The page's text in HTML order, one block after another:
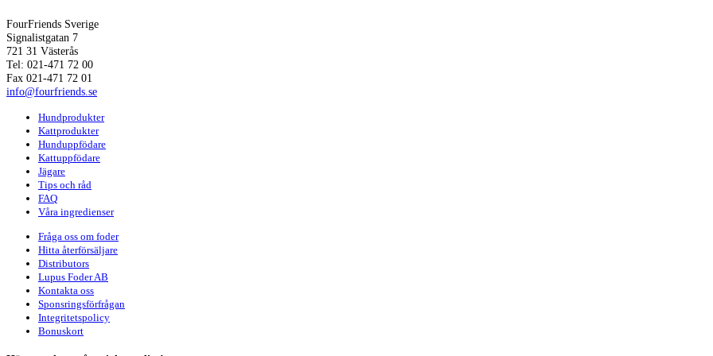
FourFriends Sverige
Signalistgatan 7
721 31 Västerås
Tel: 021-471 72 00
Fax 021-471 72 01
info@fourfriends.se
Hundprodukter
Kattprodukter
Hunduppfödare
Kattuppfödare
Jägare
Tips och råd
FAQ
Våra ingredienser
Fråga oss om foder
Hitta återförsäljare
Distributors
Lupus Foder AB
Kontakta oss
Sponsringsförfrågan
Integritetspolicy
Bonuskort